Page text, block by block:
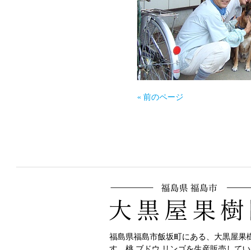
« 前のページ
福島県福島市飯坂町にある、大黒屋果